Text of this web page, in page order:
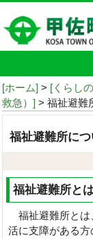
[ホーム] > [くらし
救急）] > 福祉避難
福祉避難所に
福祉避難所と
福祉避難所とは
活に支障がある